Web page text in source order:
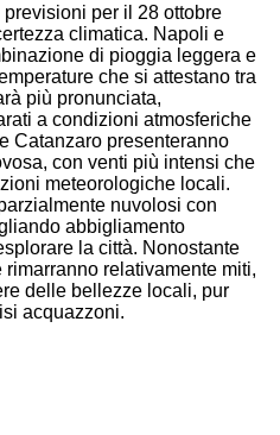
per il 28 ottobre
climatica. Napoli e
di pioggia leggera e
che si attestano tra
più pronunciata,
a condizioni atmosferiche
Catanzaro presenteranno
con venti più intensi che
meteorologiche locali.
nuvolosi con
abbigliamento
la città. Nonostante
relativamente miti,
delle bellezze locali, pur
acquazzoni.